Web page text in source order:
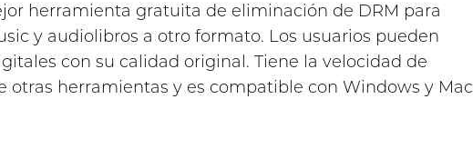
herramienta gratuita de eliminación de DRM para
y audiolibros a otro formato. Los usuarios pueden
con su calidad original. Tiene la velocidad de
otras herramientas y es compatible con Windows y Mac